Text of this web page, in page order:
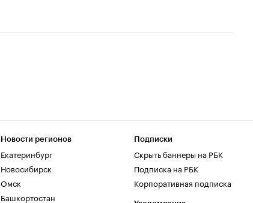
Новости регионов
Екатеринбург
Новосибирск
Омск
Башкортостан
Подписки
Скрыть баннеры на РБК
Подписка на РБК
Корпоративная подписка